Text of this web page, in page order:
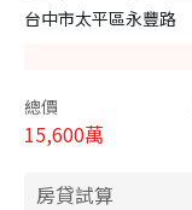
台中市太平區永豐路
總價
15,600萬
房貸試算